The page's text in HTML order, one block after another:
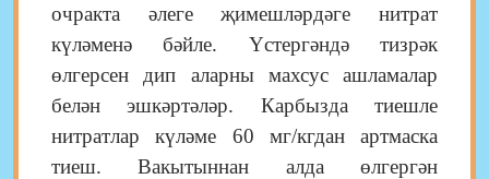
очракта әлеге җимешләрдәге нитрат
күләменә бәйле. Үстергәндә тизрәк
өлгерсен дип аларны махсус ашламалар
белән эшкәртәләр. Карбызда тиешле
нитратлар күләме 60 мг/кгдан арт­маска
тиеш. Вакытыннан алда өлгергән